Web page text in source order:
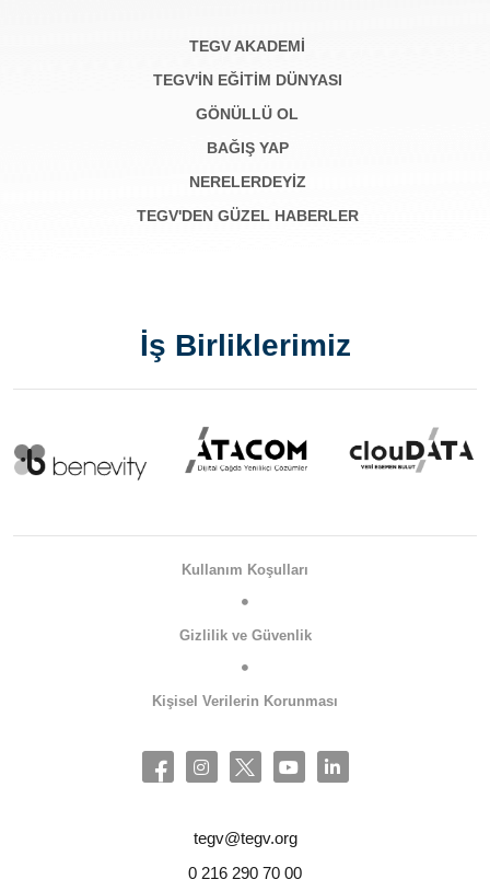
TEGV AKADEMI
TEGV'İN EĞİTİM DÜNYASI
GÖNÜLLÜ OL
BAĞIŞ YAP
NERELERDEYİZ
TEGV'DEN GÜZEL HABERLER
İş Birliklerimiz
Kullanım Koşulları
Gizlilik ve Güvenlik
Kişisel Verilerin Korunması
tegv@tegv.org
0 216 290 70 00